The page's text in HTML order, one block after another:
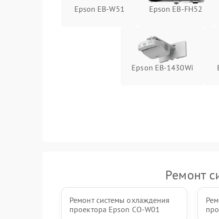
Epson EB-W51 Epson EB-FH52
Epson EB-1430Wi
Ремонт
Ремонт системы охлаждения
проектора Epson CO-W01